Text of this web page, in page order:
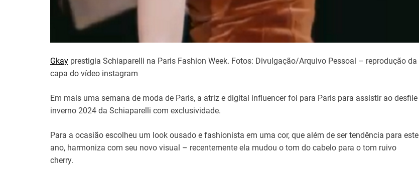
Gkay prestigia Schiaparelli na Paris Fashion Week. Fotos: Divulgação/Arquivo Pessoal – reprodução da
capa do vídeo instagram
Em mais uma semana de moda de Paris, a atriz e digital influencer foi para Paris para assistir ao desfile
inverno 2024 da Schiaparelli com exclusividade.
Para a ocasião escolheu um look ousado e fashionista em uma cor, que além de ser tendência para este
ano, harmoniza com seu novo visual – recentemente ela mudou o tom do cabelo para o tom ruivo
cherry.